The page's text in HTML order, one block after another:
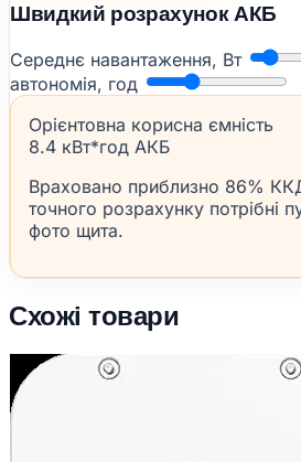
Швидкий розрахунок АКБ
Середнє навантаження, Вт
автономія, год
Орієнтовна корисна ємність
8.4 кВт*год АКБ
Враховано приблизно 86%
точного розрахунку потрібні
фото щита.
Схожі товари